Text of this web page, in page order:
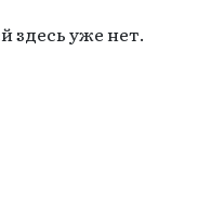
здесь уже нет.